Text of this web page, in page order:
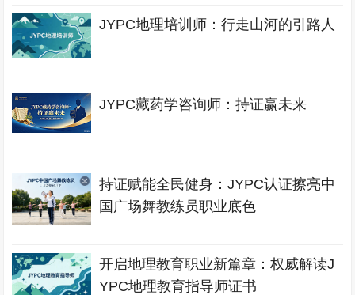
JYPC地理培训师：行走山河的引路人
JYPC藏药学咨询师：持证赢未来
持证赋能全民健身：JYPC认证擦亮中
国广场舞教练员职业底色
开启地理教育职业新篇章：权威解读J
YPC地理教育指导师证书